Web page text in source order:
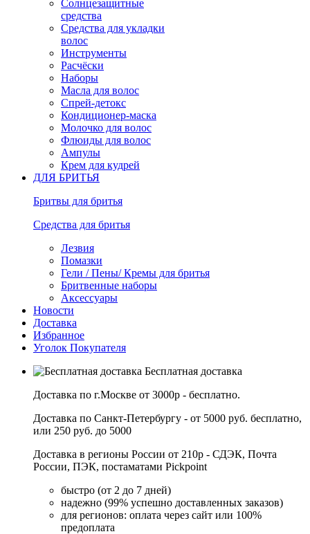
Солнцезащитные
средства
Средства для укладки
волос
Инструменты
Расчёски
Наборы
Масла для волос
Спрей-детокс
Кондиционер-маска
Молочко для волос
Флюиды для волос
Ампулы
Крем для кудрей
ДЛЯ БРИТЬЯ
Бритвы для бритья
Средства для бритья
Лезвия
Помазки
Гели / Пены/ Кремы для бритья
Бритвенные наборы
Аксессуары
Новости
Доставка
Избранное
Уголок Покупателя
Бесплатная доставка
Доставка по г.Москве от 3000р - бесплатно.
Доставка по Санкт-Петербургу - от 5000 руб. бесплатно,
или 250 руб. до 5000
Доставка в регионы России от 210р - СДЭК, Почта
России, ПЭК, постаматами Pickpoint
быстро (от 2 до 7 дней)
надежно (99% успешно доставленных заказов)
для регионов: оплата через сайт или 100%
предоплата